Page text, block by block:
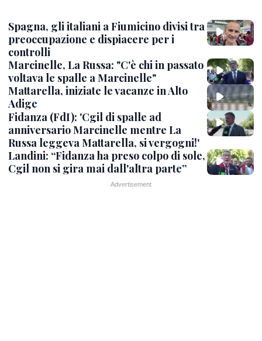
Spagna, gli italiani a Fiumicino divisi tra
preoccupazione e dispiacere per i
controlli
Marcinelle, La Russa: "C'è chi in passato
voltava le spalle a Marcinelle"
Mattarella, iniziate le vacanze in Alto
Adige
Fidanza (FdI): 'Cgil di spalle ad
anniversario Marcinelle mentre La
Russa leggeva Mattarella, si vergogni!'
Landini: “Fidanza ha preso colpo di sole,
Cgil non si gira mai dall'altra parte”